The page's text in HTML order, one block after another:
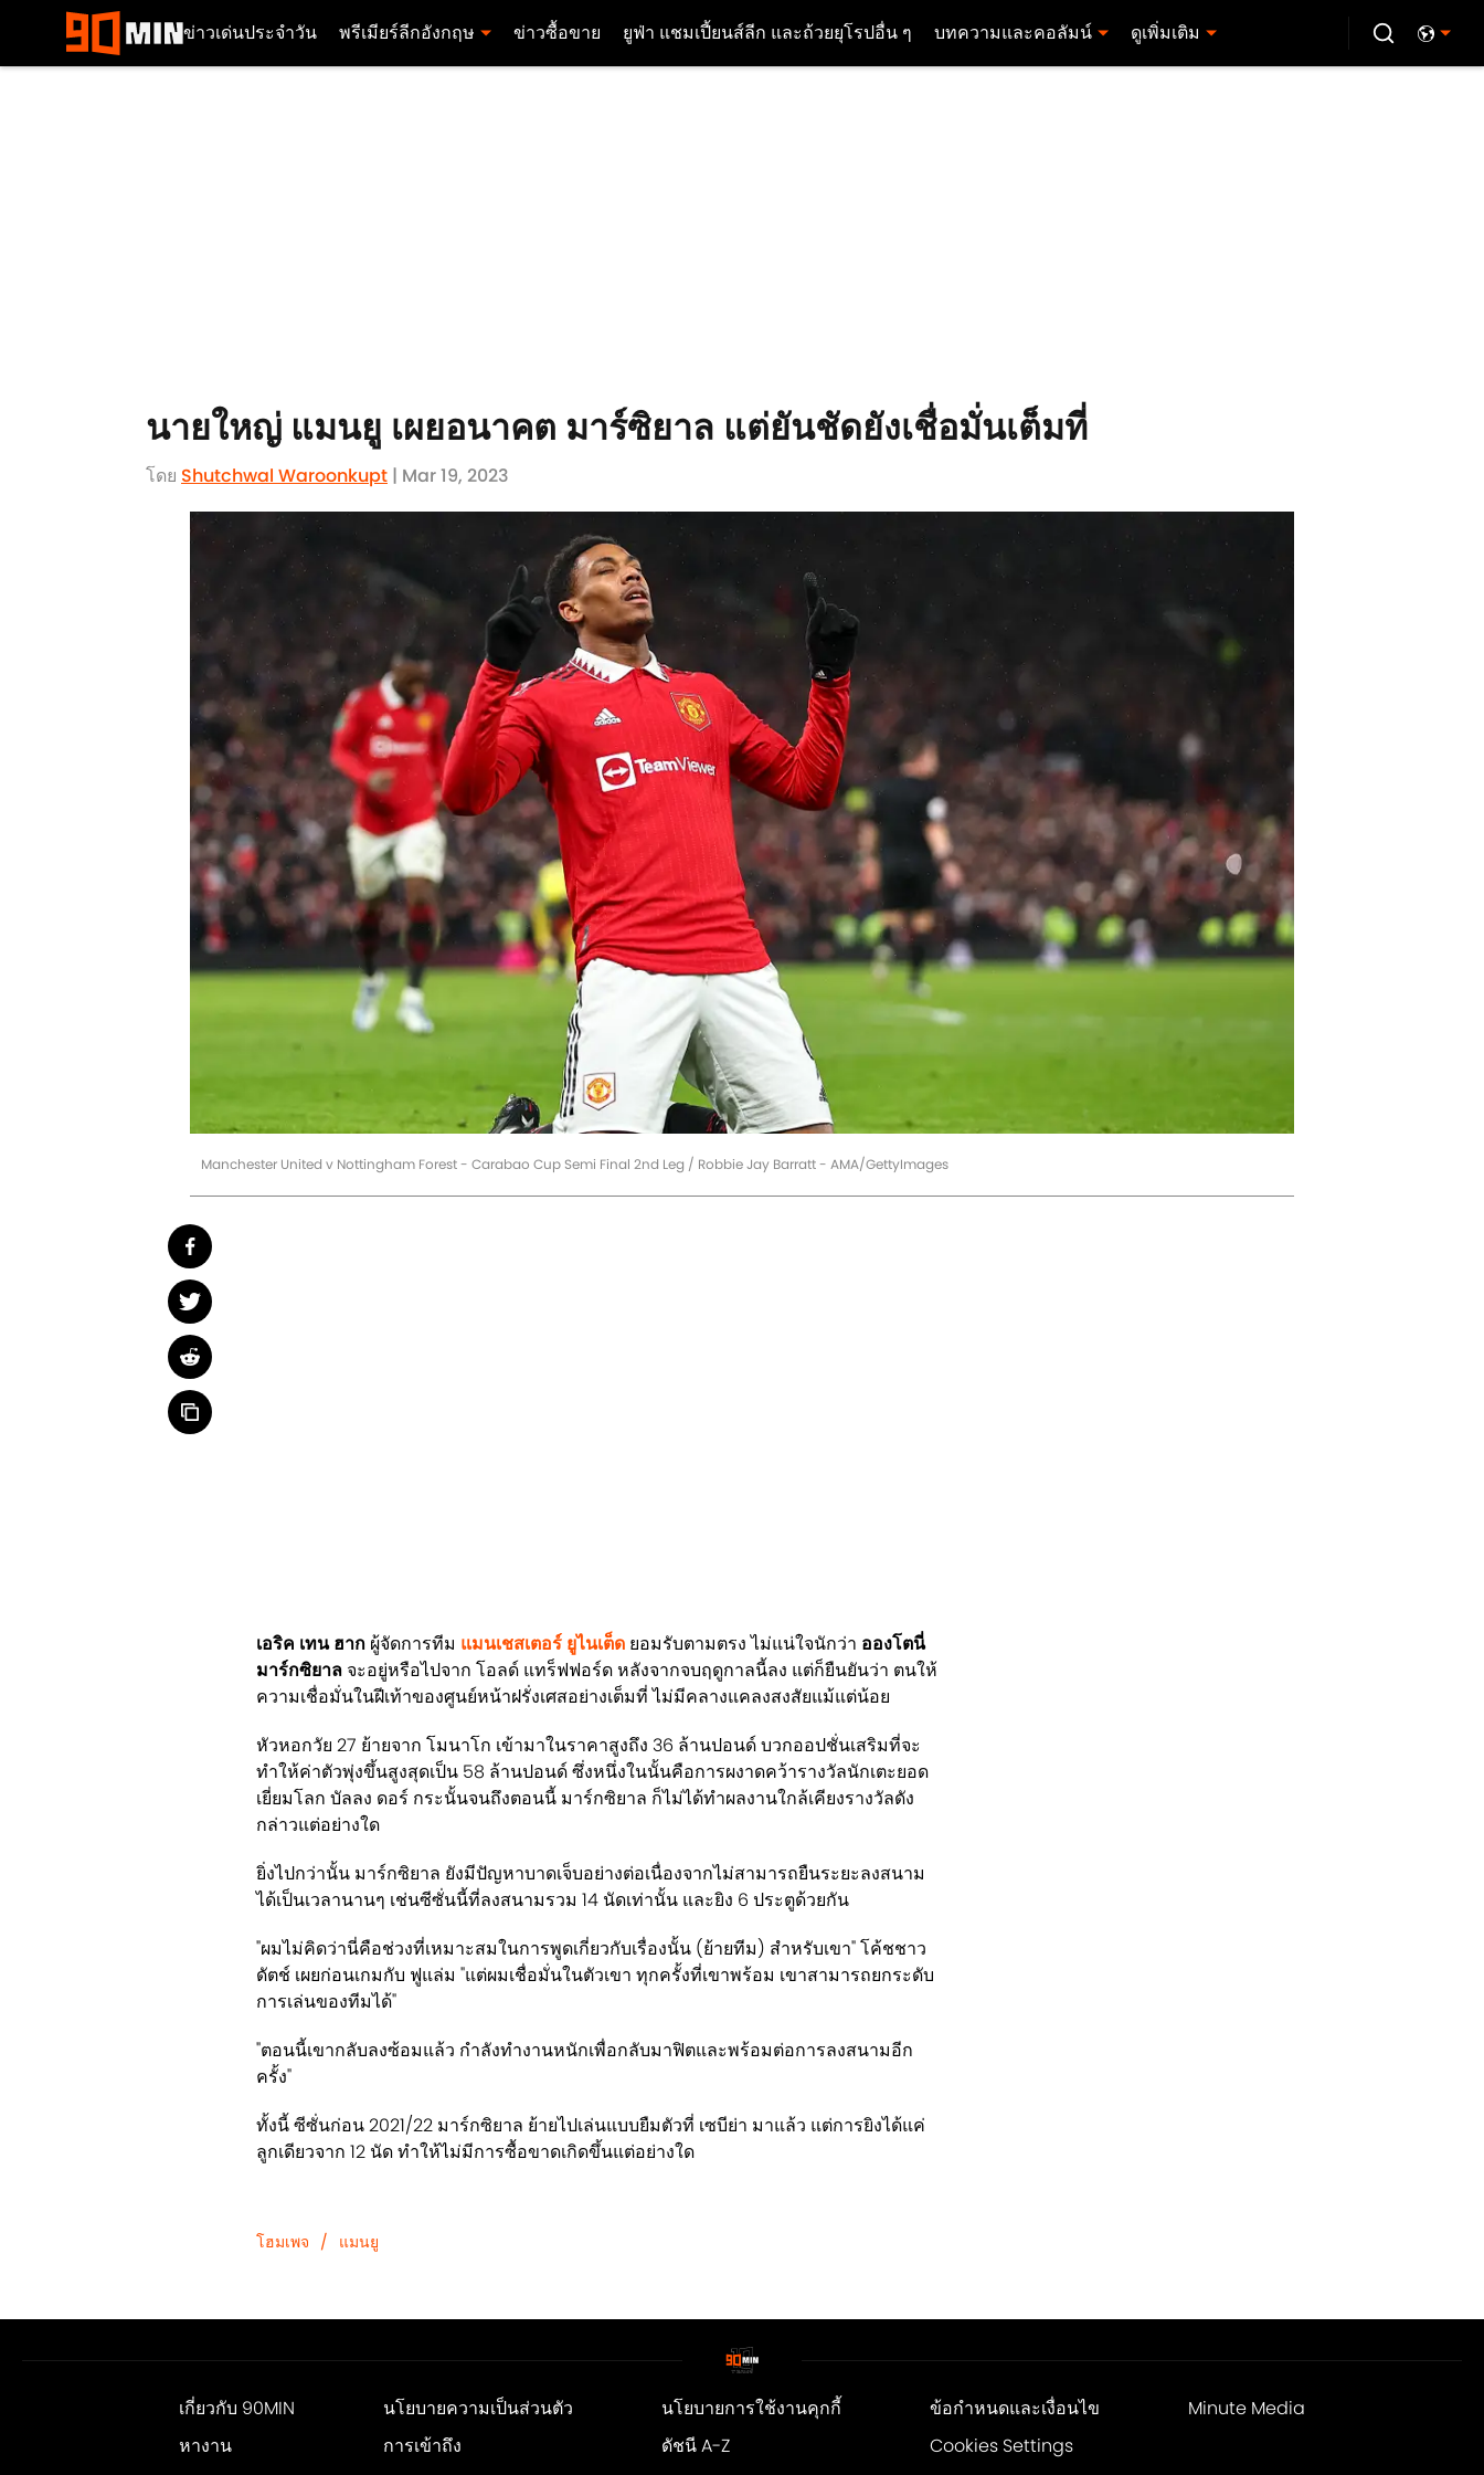
ข่าวเด่นประจำวัน พรีเมียร์ลีกอังกฤษ ข่าวซื้อขาย ยูฟ่า แชมเปี้ยนส์ลีก และถ้วยยุโรปอื่น ๆ บทความและคอลัมน์ ดูเพิ่มเติม
นายใหญ่ แมนยู เผยอนาคต มาร์ซิยาล แต่ยันชัดยังเชื่อมั่นเต็มที่
โดย Shutchwal Waroonkupt | Mar 19, 2023
Manchester United v Nottingham Forest - Carabao Cup Semi Final 2nd Leg / Robbie Jay Barratt - AMA/GettyImages
เอริค เทน ฮาก ผู้จัดการทีม แมนเชสเตอร์ ยูไนเต็ด ยอมรับตามตรง ไม่แน่ใจนักว่า อองโตนี่
มาร์กซิยาล จะอยู่หรือไปจาก โอลด์ แทร็ฟฟอร์ด หลังจากจบฤดูกาลนี้ลง แต่ก็ยืนยันว่า ตนให้
ความเชื่อมั่นในฝีเท้าของศูนย์หน้าฝรั่งเศสอย่างเต็มที่ ไม่มีคลางแคลงสงสัยแม้แต่น้อย
หัวหอกวัย 27 ย้ายจาก โมนาโก เข้ามาในราคาสูงถึง 36 ล้านปอนด์ บวกออปชั่นเสริมที่จะ
ทำให้ค่าตัวพุ่งขึ้นสูงสุดเป็น 58 ล้านปอนด์ ซึ่งหนึ่งในนั้นคือการผงาดคว้ารางวัลนักเตะยอด
เยี่ยมโลก บัลลง ดอร์ กระนั้นจนถึงตอนนี้ มาร์กซิยาล ก็ไม่ได้ทำผลงานใกล้เคียงรางวัลดัง
กล่าวแต่อย่างใด
ยิ่งไปกว่านั้น มาร์กซิยาล ยังมีปัญหาบาดเจ็บอย่างต่อเนื่องจากไม่สามารถยืนระยะลงสนาม
ได้เป็นเวลานานๆ เช่นซีซั่นนี้ที่ลงสนามรวม 14 นัดเท่านั้น และยิง 6 ประตูด้วยกัน
"ผมไม่คิดว่านี่คือช่วงที่เหมาะสมในการพูดเกี่ยวกับเรื่องนั้น (ย้ายทีม) สำหรับเขา" โค้ชชาว
ดัตช์ เผยก่อนเกมกับ ฟูแล่ม "แต่ผมเชื่อมั่นในตัวเขา ทุกครั้งที่เขาพร้อม เขาสามารถยกระดับ
การเล่นของทีมได้"
"ตอนนี้เขากลับลงซ้อมแล้ว กำลังทำงานหนักเพื่อกลับมาฟิตและพร้อมต่อการลงสนามอีก
ครั้ง"
ทั้งนี้ ซีซั่นก่อน 2021/22 มาร์กซิยาล ย้ายไปเล่นแบบยืมตัวที่ เซบีย่า มาแล้ว แต่การยิงได้แค่
ลูกเดียวจาก 12 นัด ทำให้ไม่มีการซื้อขาดเกิดขึ้นแต่อย่างใด
โฮมเพจ / แมนยู
เกี่ยวกับ 90MIN นโยบายความเป็นส่วนตัว นโยบายการใช้งานคุกกี้ ข้อกำหนดและเงื่อนไข
Minute Media
หางาน
การเข้าถึง ดัชนี A-Z Cookies Settings